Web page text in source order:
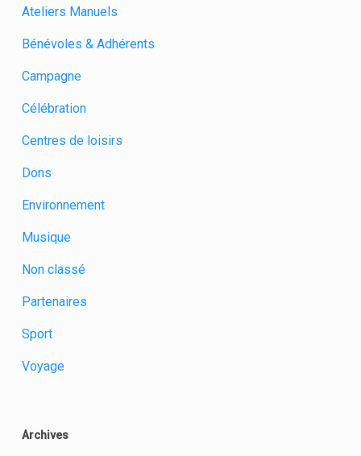
Ateliers Manuels
Bénévoles & Adhérents
Campagne
Célébration
Centres de loisirs
Dons
Environnement
Musique
Non classé
Partenaires
Sport
Voyage
Archives